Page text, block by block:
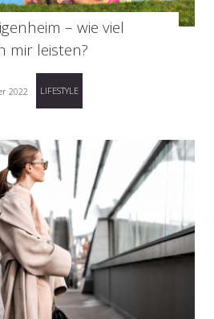
– wie viel
mir leisten?
2022 LIFESTYLE